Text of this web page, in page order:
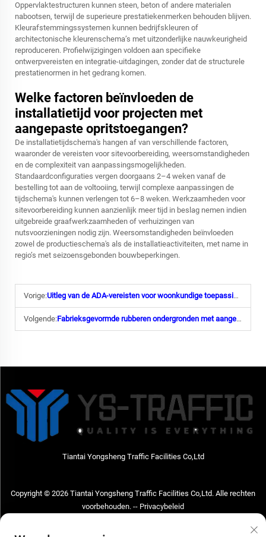
Oppervlaktestructuren kunnen steen, beton of andere materialen
nabootsen, terwijl de superieure prestatiekenmerken behouden blijven.
Kleurafstemmingssystemen kunnen bedrijfskleuren of
architectonische kleurenschema’s met uitzonderlijke nauwkeurigheid
reproduceren. Profielwijzigingen voldoen aan specifieke
ontwerpvereisten en integratie-uitdagingen, zonder dat de structurele
prestatienormen in het gedrang komen.
Welke factoren beïnvloeden de
installatietijd voor projecten met
aangepaste opritstoegangen?
De installatietijdschema's hangen af van verschillende factoren,
waaronder de vereisten voor sitevoorbereiding, weersomstandigheden
en de complexiteit van aanpassingsmogelijkheden.
Standaardconfiguraties vergen doorgaans 2–4 weken vanaf de
bestelling tot aan de voltooiing, terwijl complexe aanpassingen de
tijdschema's kunnen verlengen tot 6–8 weken. Werkzaamheden voor
sitevoorbereiding kunnen aanzienlijk meer tijd in beslag nemen indien
uitgebreide graafwerkzaamheden of verhuizingen van
nutsvoorzieningen nodig zijn. Weersomstandigheden beïnvloeden
zowel de productieschema's als de installatieactiviteiten, met name in
regio’s met seizoensgebonden bouwbeperkingen.
Vorige:Uitleg van de ADA-vereisten voor woonkundige toepassing van toephellingen
Volgende:Fabrieksgevormde rubberen ondergronden met aangepast gewicht, diameter en kleurmarkering
Tiantai Yongsheng Traffic Facilities Co,Ltd
Copyright © 2026 Tiantai Yongsheng Traffic Facilities Co,Ltd. Alle rechten
voorbehouden. -- Privacybeleid